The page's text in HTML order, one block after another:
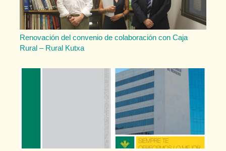
Renovación del convenio de colaboración con Caja
Rural – Rural Kutxa